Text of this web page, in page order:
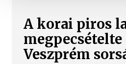
A korai piros
megpecsételte
Veszprém